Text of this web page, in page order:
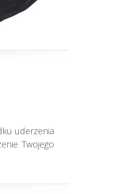
uderzenia
Twojego